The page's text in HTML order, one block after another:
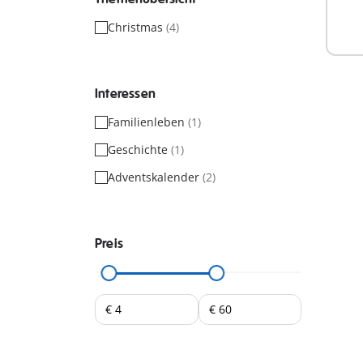
Christmas (4)
Interessen
Familienleben (1)
Geschichte (1)
Adventskalender (2)
Preis